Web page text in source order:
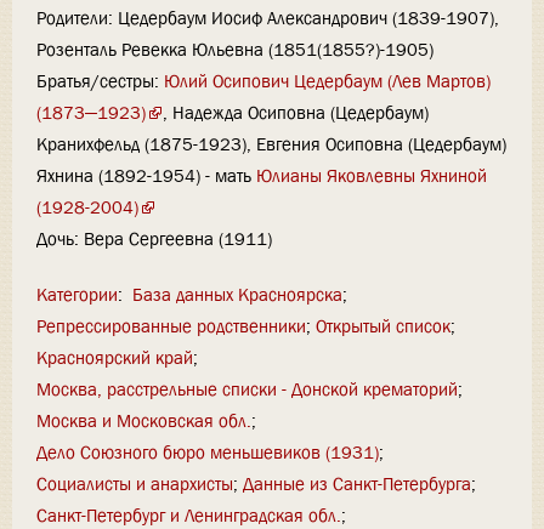
Родители: Цедербаум Иосиф Александрович (1839-1907),
Розенталь Ревекка Юльевна (1851(1855?)-1905)
Братья/сестры: Юлий Осипович Цедербаум (Лев Мартов)
(1873—1923)
, Надежда Осиповна (Цедербаум)
Кранихфельд (1875-1923), Евгения Осиповна (Цедербаум)
Яхнина (1892-1954) - мать Юлианы Яковлевны Яхниной
(1928-2004)
Дочь: Вера Сергеевна (1911)
Категории: База данных Красноярска
Репрессированные родственники Открытый список
Красноярский край
Москва, расстрельные списки - Донской крематорий
Москва и Московская обл.
Дело Союзного бюро меньшевиков (1931)
Социалисты и анархисты Данные из Санкт-Петербурга
Санкт-Петербург и Ленинградская обл.